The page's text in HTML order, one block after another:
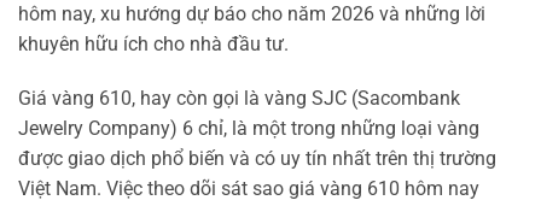
hôm nay, xu hướng dự báo cho năm 2026 và những lời
khuyên hữu ích cho nhà đầu tư.
Giá vàng 610, hay còn gọi là vàng SJC (Sacombank
Jewelry Company) 6 chỉ, là một trong những loại vàng
được giao dịch phổ biến và có uy tín nhất trên thị trường
Việt Nam. Việc theo dõi sát sao giá vàng 610 hôm nay